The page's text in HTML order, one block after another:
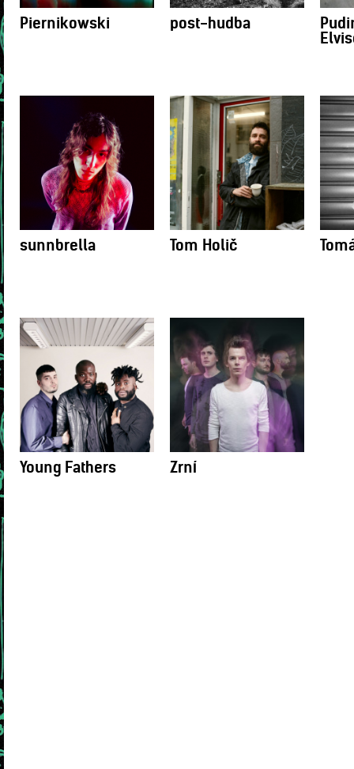
Piernikowski post-hudba
sunnbrella Tom Holič
Young Fathers Zrní